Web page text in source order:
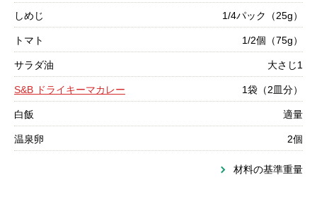
しめじ 1/4パック（25g）
トマト 1/2個（75g）
サラダ油 大さじ1
S&B ドライキーマカレー 1袋（2皿分）
白飯 適量
温泉卵 2個
材料の基準重量